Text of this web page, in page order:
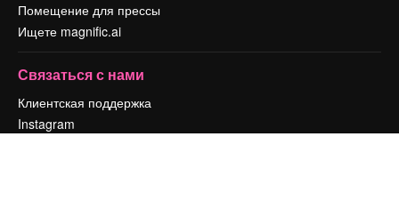
Помещение для прессы
Ищете magnific.ai
Связаться с нами
Клиентская поддержка
Instagram